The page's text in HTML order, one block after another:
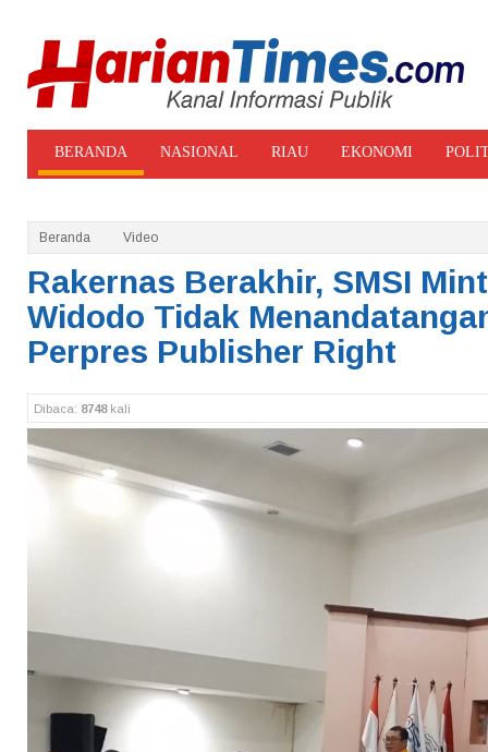
BERANDA NASIONAL RIAU EKONOMI
Beranda Video
Rakernas Berakhir, SMSI
Widodo Tidak
Perpres Publisher Right
Dibaca: 8748kali